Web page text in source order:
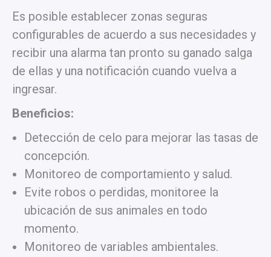
Es posible establecer zonas seguras
configurables de acuerdo a sus necesidades y
recibir una alarma tan pronto su ganado salga
de ellas y una notificación cuando vuelva a
ingresar.
Beneficios:
Detección de celo para mejorar las tasas de
concepción.
Monitoreo de comportamiento y salud.
Evite robos o perdidas, monitoree la
ubicación de sus animales en todo
momento.
Monitoreo de variables ambientales.